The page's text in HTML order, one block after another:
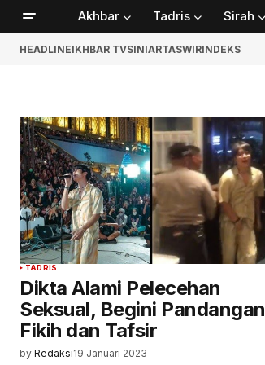
Akhbar Tadris Sirah
HEADLINEIKHBAR TVSINIARTASWIRINDEKS
TADRIS
Dikta Alami Pelecehan
Seksual, Begini Pandangan
Fikih dan Tafsir
by Redaksi19 Januari 2023